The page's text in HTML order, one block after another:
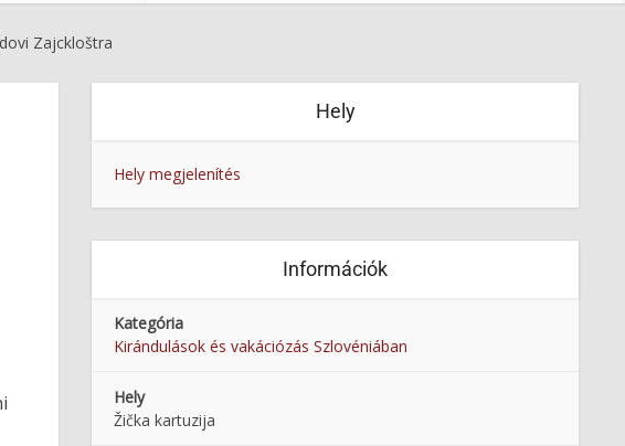
Zajckloštra
Hely
Hely megjelenítés
Információk
Kategória
Kirándulások és vakációzás Szlovéniában
Hely
Žička kartuzija